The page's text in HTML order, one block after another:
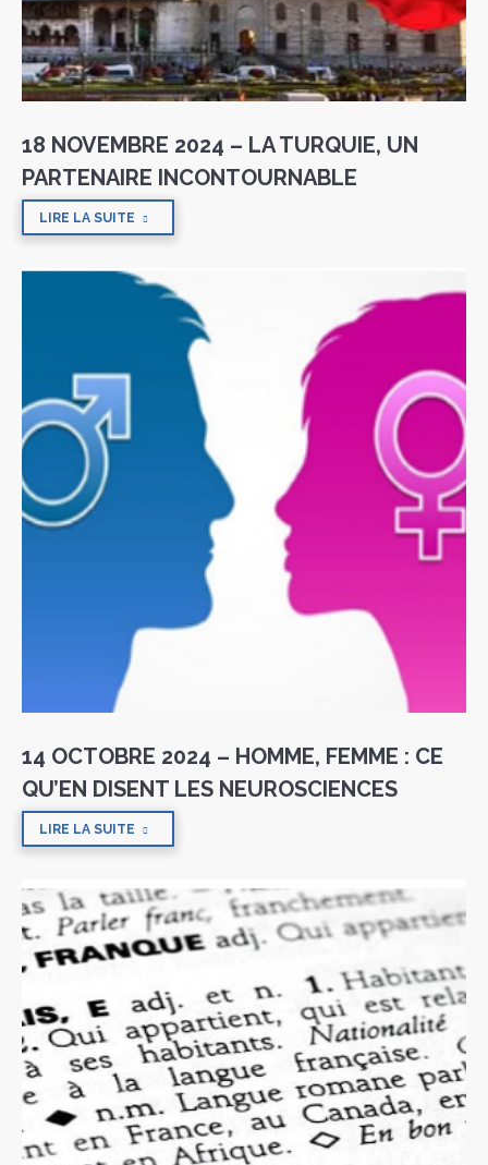
18 NOVEMBRE 2024 – LA TURQUIE, UN
PARTENAIRE INCONTOURNABLE
LIRE LA SUITE
14 OCTOBRE 2024 – HOMME, FEMME : CE
QU’EN DISENT LES NEUROSCIENCES
LIRE LA SUITE